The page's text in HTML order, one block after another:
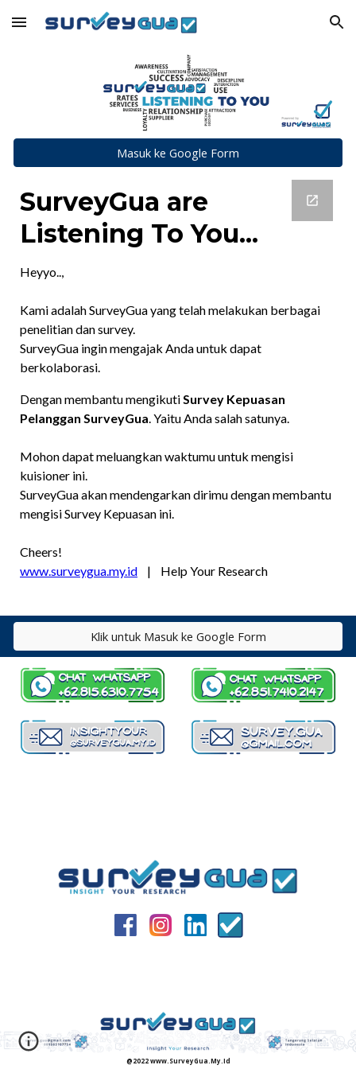
Skip to main content Skip to navigation
Masuk ke Google Form
Klik untuk Masuk ke Google Form
@2022 www.SurveyGua.My.Id